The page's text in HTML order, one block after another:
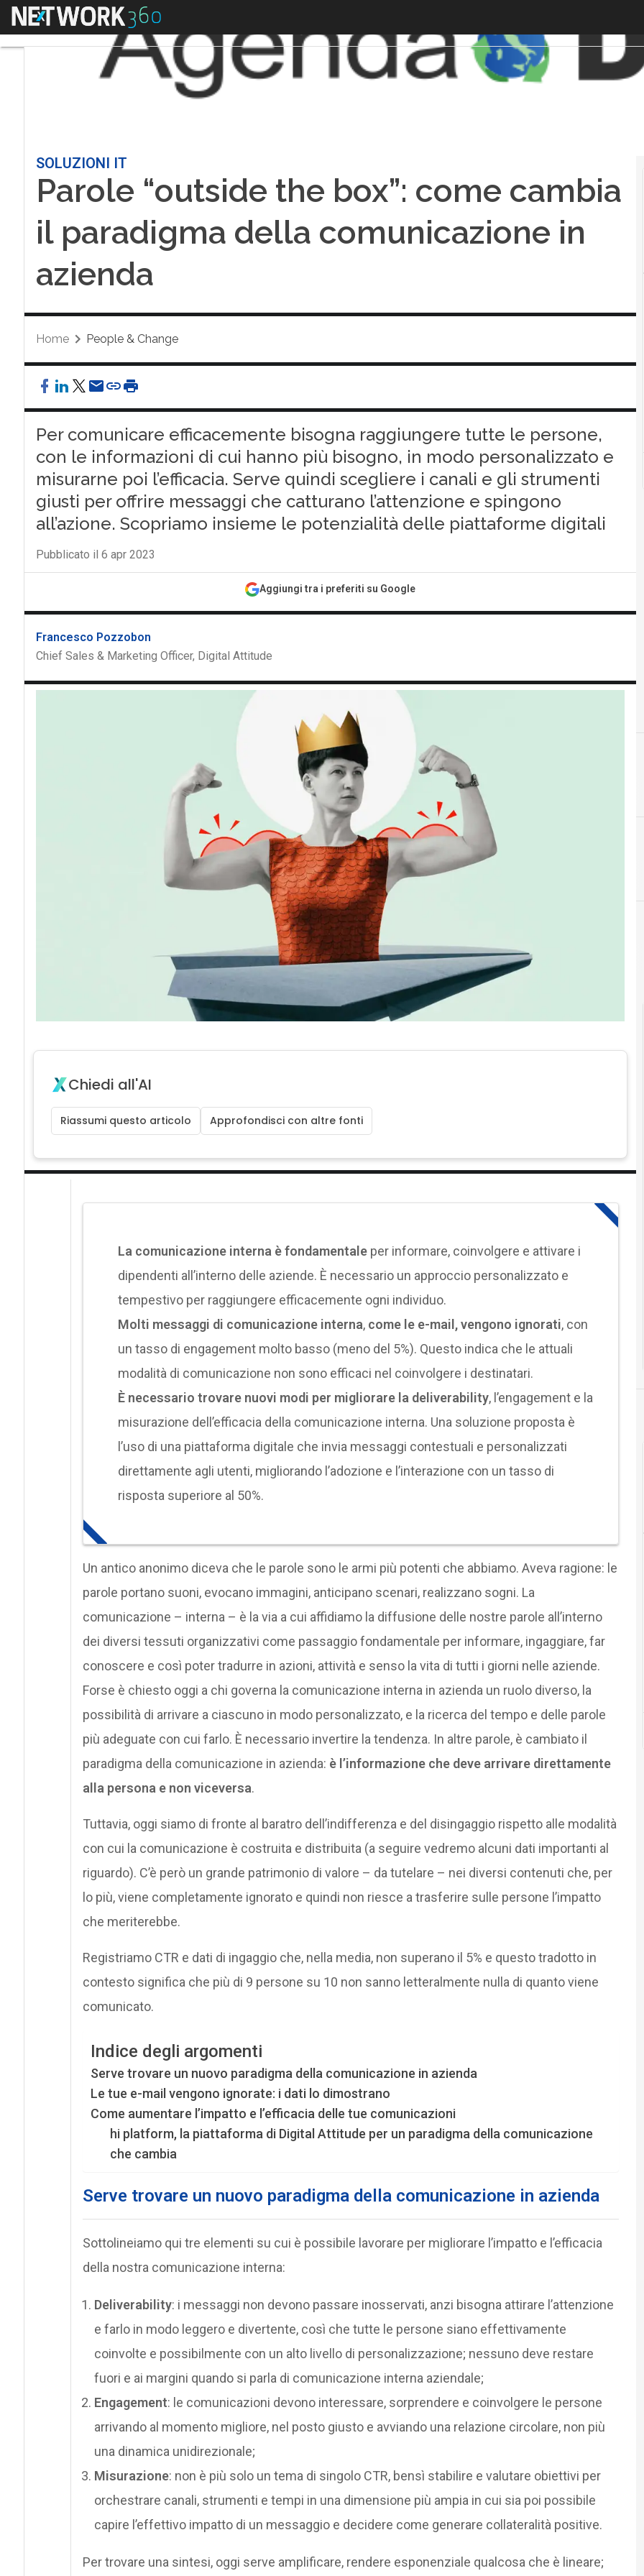
Menu
SOLUZIONI IT
Parole “outside the box”: come cambia
il paradigma della comunicazione in
azienda
Home People & Change
Per comunicare efficacemente bisogna raggiungere tutte le persone,
con le informazioni di cui hanno più bisogno, in modo personalizzato e
misurarne poi l’efficacia. Serve quindi scegliere i canali e gli strumenti
giusti per offrire messaggi che catturano l’attenzione e spingono
all’azione. Scopriamo insieme le potenzialità delle piattaforme digitali
Pubblicato il 6 apr 2023
Aggiungi tra i preferiti su Google
Francesco Pozzobon
Chief Sales & Marketing Officer, Digital Attitude
Chiedi all'AI
Riassumi questo articolo Approfondisci con altre fonti
La comunicazione interna è fondamentaleper informare, coinvolgere e attivare i
dipendenti all’interno delle aziende. È necessario un approccio personalizzato e
tempestivo per raggiungere efficacemente ogni individuo.
Molti messaggi di comunicazione interna,come le e-mail, vengono ignorati, con
un tasso di engagement molto basso (meno del 5%). Questo indica che le attuali
modalità di comunicazione non sono efficaci nel coinvolgere i destinatari.
È necessario trovare nuovi modi per migliorare la deliverability, l’engagement e la
misurazione dell’efficacia della comunicazione interna. Una soluzione proposta è
l’uso di una piattaforma digitale che invia messaggi contestuali e personalizzati
direttamente agli utenti, migliorando l’adozione e l’interazione con un tasso di
risposta superiore al 50%.
Un antico anonimo diceva che le parole sono le armi più potenti che abbiamo. Aveva ragione: le
parole portano suoni, evocano immagini, anticipano scenari, realizzano sogni. La
comunicazione – interna – è la via a cui affidiamo la diffusione delle nostre parole all’interno
dei diversi tessuti organizzativi come passaggio fondamentale per informare, ingaggiare, far
conoscere e così poter tradurre in azioni, attività e senso la vita di tutti i giorni nelle aziende.
Forse è chiesto oggi a chi governa la comunicazione interna in azienda un ruolo diverso, la
possibilità di arrivare a ciascuno in modo personalizzato, e la ricerca del tempo e delle parole
più adeguate con cui farlo. È necessario invertire la tendenza. In altre parole, è cambiato il
paradigma della comunicazione in azienda: è l’informazione che deve arrivare direttamente
alla persona e non viceversa.
Tuttavia, oggi siamo di fronte al baratro dell’indifferenza e del disingaggio rispetto alle modalità
con cui la comunicazione è costruita e distribuita (a seguire vedremo alcuni dati importanti al
riguardo). C’è però un grande patrimonio di valore – da tutelare – nei diversi contenuti che, per
lo più, viene completamente ignorato e quindi non riesce a trasferire sulle persone l’impatto
che meriterebbe.
Registriamo CTR e dati di ingaggio che, nella media, non superano il 5% e questo tradotto in
contesto significa che più di 9 persone su 10 non sanno letteralmente nulla di quanto viene
comunicato.
Indice degli argomenti
Serve trovare un nuovo paradigma della comunicazione in azienda
Le tue e-mail vengono ignorate: i dati lo dimostrano
Come aumentare l’impatto e l’efficacia delle tue comunicazioni
hi platform, la piattaforma di Digital Attitude per un paradigma della comunicazione
che cambia
Serve trovare un nuovo paradigma della comunicazione in azienda
Sottolineiamo qui tre elementi su cui è possibile lavorare per migliorare l’impatto e l’efficacia
della nostra comunicazione interna:
Deliverability: i messaggi non devono passare inosservati, anzi bisogna attirare l’attenzione
e farlo in modo leggero e divertente, così che tutte le persone siano effettivamente
coinvolte e possibilmente con un alto livello di personalizzazione; nessuno deve restare
fuori e ai margini quando si parla di comunicazione interna aziendale;
Engagement: le comunicazioni devono interessare, sorprendere e coinvolgere le persone
arrivando al momento migliore, nel posto giusto e avviando una relazione circolare, non più
una dinamica unidirezionale;
Misurazione: non è più solo un tema di singolo CTR, bensì stabilire e valutare obiettivi per
orchestrare canali, strumenti e tempi in una dimensione più ampia in cui sia poi possibile
capire l’effettivo impatto di un messaggio e decidere come generare collateralità positive.
Per trovare una sintesi, oggi serve amplificare, rendere esponenziale qualcosa che è lineare;